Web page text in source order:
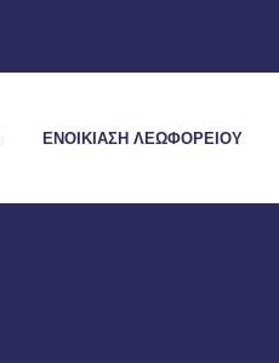
ΕΝΟΙΚΊΑΣΗ ΛΕΩΦΟΡΕΊΟΥ